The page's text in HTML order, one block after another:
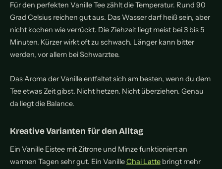
Für den perfekten Vanille Tee zählt die Temperatur. Rund 90
Grad Celsius reichen gut aus. Das Wasser darf heiß sein, aber
nicht kochen wie verrückt. Die Ziehzeit liegt meist bei 3 bis 5
Minuten. Kürzer wirkt oft zu schwach. Länger kann bitter
werden, vor allem bei Schwarztee.
Das Aroma der Vanille entfaltet sich am besten, wenn du dem
Tee etwas Zeit gibst. Nicht hetzen. Nicht überziehen. Genau
da liegt die Balance.
Kreative Varianten für den Alltag
Ein Vanille Eistee mit Zitrone und Minze funktioniert an
warmen Tagen sehr gut. Ein VanilleChai Latte bringt mehr